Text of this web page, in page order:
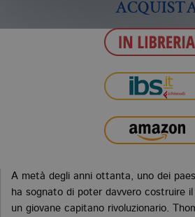
A metà degli anni ottanta, uno dei
ha sognato di poter davvero costruire
un giovane capitano rivoluzionario.